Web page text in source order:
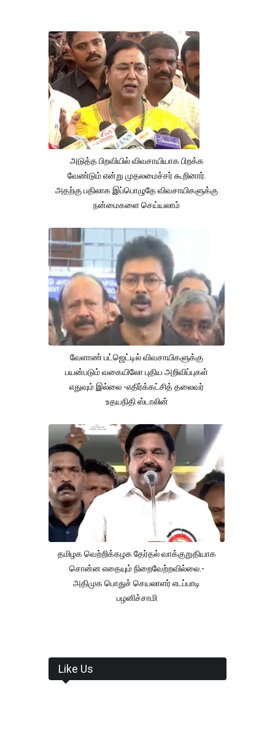
அடுத்த பிறவியில் விவசாயியாக பிறக்க
வேண்டும் என்று முதலமைச்சர் கூறினார்.
அதற்கு பதிலாக இப்பொழுதே விவசாயிகளுக்கு
நன்மைகளை செய்யலாம்
வேளாண் பட்ஜெட்டில் விவசாயிகளுக்கு
பயன்படும் வகையிலோ புதிய அறிவிப்புகள்
எதுவும் இல்லை -எதிர்க்கட்சித் தலைவர்
உதயநிதி ஸ்டாலின்
தமிழக வெற்றிக்கழக தேர்தல் வாக்குறுதியாக
சொன்ன எதையும் நிறைவேற்றவில்லை.-
அதிமுக பொதுச் செயலாளர் எடப்பாடி
பழனிச்சாமி
Like Us